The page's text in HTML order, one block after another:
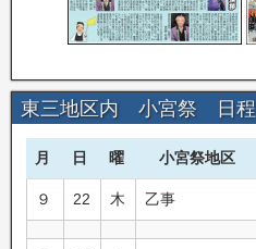
東三地区内 小宮祭 日程
月 日 曜 小宮祭地区
９ 22 木 乙事